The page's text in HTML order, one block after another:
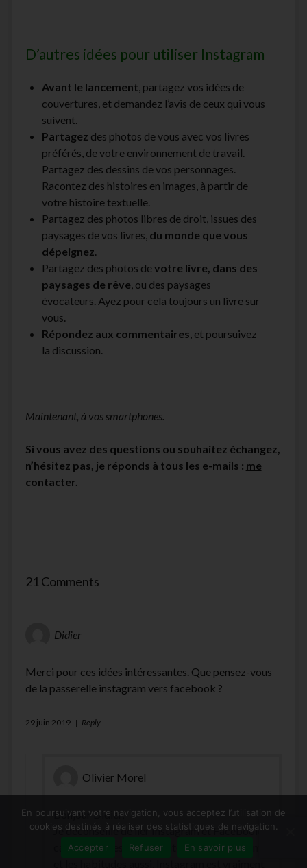
D’autres idées pour utiliser Instagram
Avant le lancement, partagez vos idées de
couvertures, et demandez l’avis de ceux qui vous
suivent.
Partagez des photos de vous avec vos livres
préférés, de votre environnement de travail.
Partagez des dessins de vos personnages.
Racontez des histoires en images, à partir de
votre histoire textuelle.
Partagez des photos libres de droit, issues des
paysages de vos livres, du monde que vous
dépeignez.
Partagez des photos devotre livre, dans des
paysages de rêve, ou des paysages
évocateurs. Ayez pour cela toujours un livre sur
vous.
Répondez aux commentaires, et poursuivez
la discussion.
Maintenant, à vos smartphones.
Si vous avez des questions ou souhaitez échangez,
n’hésitez pas, je réponds à tous les e-mails : me
contacter.
21 Comments
Didier
Merci pour ces idées intéressantes. Que pensez-vous
de la passerelle instagram vers facebook ?
29 juin 2019 Reply
Olivier Morel
Bonjour Didier,
Je déconseille de lier Instagram et Facebook,
car les réflexes des utilisateurs sont différents,
En poursuivant votre navigation, vous acceptez l’utilisation de
cookies destinés à réaliser des statistiques de navigation.
Accepter
Refuser En savoir plus